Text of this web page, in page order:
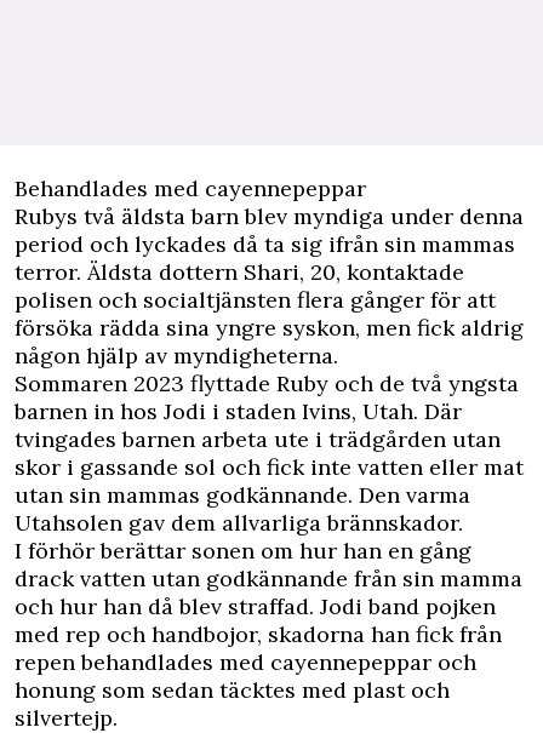
Behandlades med cayennepeppar
Rubys två äldsta barn blev myndiga under denna
period och lyckades då ta sig ifrån sin mammas
terror. Äldsta dottern Shari, 20, kontaktade
polisen och socialtjänsten flera gånger för att
försöka rädda sina yngre syskon, men fick aldrig
någon hjälp av myndigheterna.
Sommaren 2023 flyttade Ruby och de två yngsta
barnen in hos Jodi i staden Ivins, Utah. Där
tvingades barnen arbeta ute i trädgården utan
skor i gassande sol och fick inte vatten eller mat
utan sin mammas godkännande. Den varma
Utahsolen gav dem allvarliga brännskador.
I förhör berättar sonen om hur han en gång
drack vatten utan godkännande från sin mamma
och hur han då blev straffad. Jodi band pojken
med rep och handbojor, skadorna han fick från
repen behandlades med cayennepeppar och
honung som sedan täcktes med plast och
silvertejp.